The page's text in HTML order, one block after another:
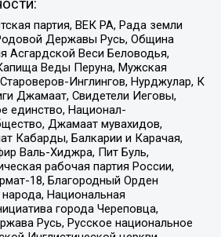
партия, ВЕК РА, Рада земли
Державы Русь, Община
Асгардской Веси Беловодья,
Веды Перуна, Мужская
Инглингов, Нурджулар, К
Джамаат, Свидетели Иеговы,
единство, Национал-
Джамаат мувахидов,
Кабарды, Балкарии и Карачая,
Валь-Хиджра, Пит Буль,
рабочая партия России,
18, Благородный Орден
Национальная
города Череповца,
Русь, Русское национальное